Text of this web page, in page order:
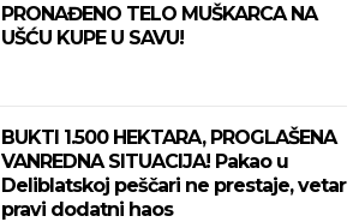
PRONAĐENO TELO MUŠKARCA NA
UŠĆU KUPE U SAVU!
BUKTI 1.500 HEKTARA, PROGLAŠENA
VANREDNA SITUACIJA! Pakao u
Deliblatskoj peščari ne prestaje, vetar
pravi dodatni haos